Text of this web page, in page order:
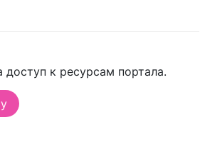
к ресурсам портала.